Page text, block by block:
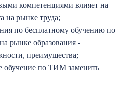
компетенциями влияет на
на рынке труда;
по бесплатному обучению по
рынке образования -
преимущества;
обучение по ТИМ заменить